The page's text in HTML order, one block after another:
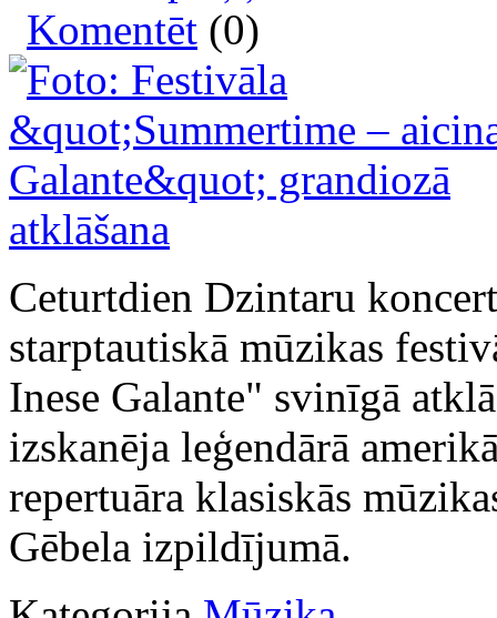
Komentēt (0)
Ceturtdien Dzintaru
starptautiskā mūzikas
Inese Galante" svinīgā
izskanēja leģendārā
repertuāra klasiskās
Gēbela izpildījumā.